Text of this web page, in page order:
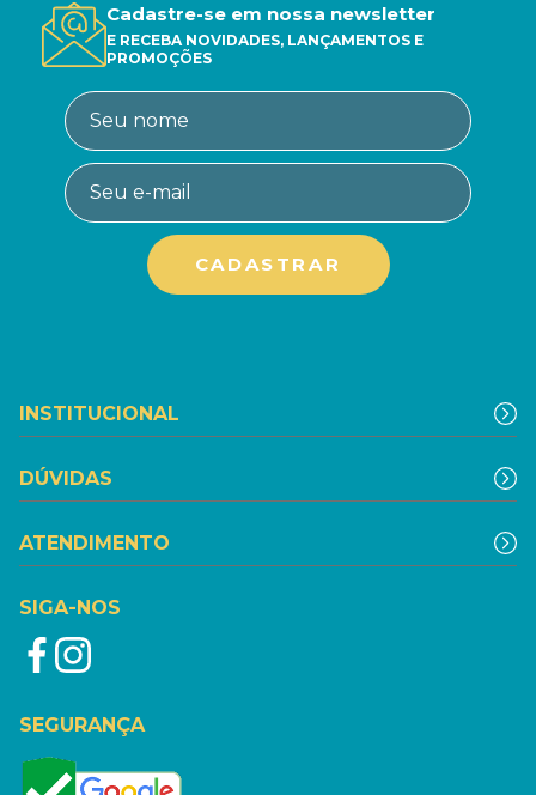
Cadastre-se em nossa newsletter
E RECEBA NOVIDADES, LANÇAMENTOS E
PROMOÇÕES
INSTITUCIONAL
DÚVIDAS
ATENDIMENTO
SIGA-NOS
SEGURANÇA